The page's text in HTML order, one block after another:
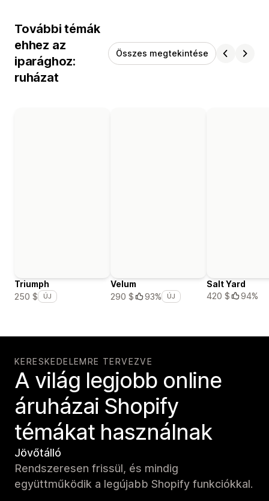
További témák
ehhez az
iparághoz:
ruházat
Összes megtekintése
Triumph
250 $
ÚJ
Velum
290 $
93% ÚJ
Salt Yard
420 $
94%
KERESKEDELEMRE TERVEZVE
A világ legjobb online
áruházai Shopify
témákat használnak
Jövőtálló
Rendszeresen frissül, és mindig
együttműködik a legújabb Shopify funkciókkal.